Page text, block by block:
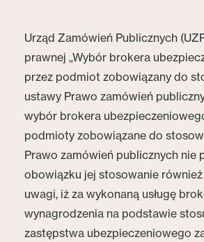
Urząd Zamówień Publicznych
prawnej „Wybór brokera
przez podmiot zobowiązany do
ustawy Prawo zamówień
wybór brokera
podmioty zobowiązane do
Prawo zamówień publicznych nie
obowiązku jej stosowanie
uwagi, iż za wykonaną usługę
wynagrodzenia na podstawie
zastępstwa ubezpieczeniowego